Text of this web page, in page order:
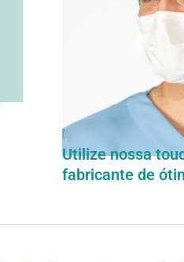
Utilize nossa
fabricante de